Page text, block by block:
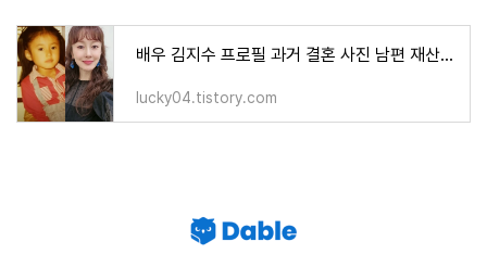
배우 김지수 프로필 과거 결혼 사진 남편 재산 남친 가족 성형 MBTI 이혼 신랑 재혼
lucky04.tistory.com